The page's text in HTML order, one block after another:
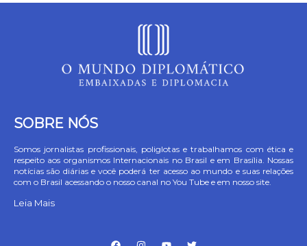
SOBRE NÓS
Somos jornalistas profissionais, poliglotas e trabalhamos com ética e
respeito aos organismos Internacionais no Brasil e em Brasília. Nossas
notícias são diárias e você poderá ter acesso ao mundo e suas relações
com o Brasil acessando o nosso canal no You Tube e em nosso site.
Leia Mais